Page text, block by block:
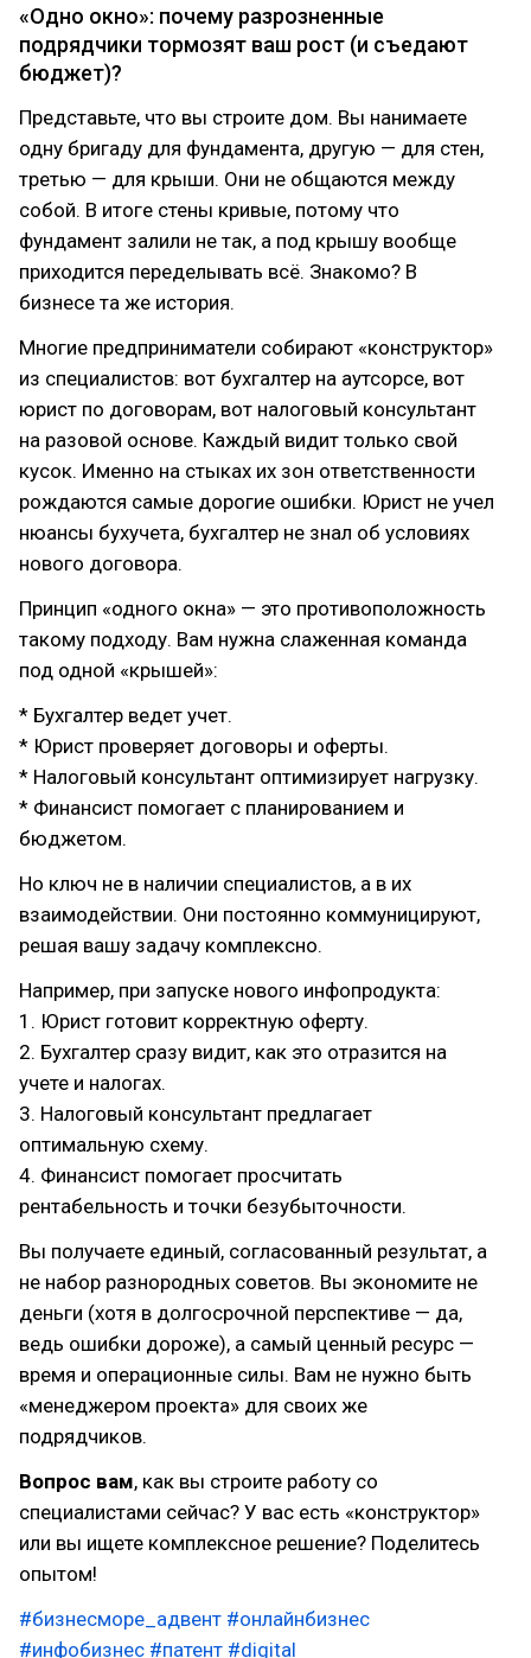
«Одно окно»: почему разрозненные
подрядчики тормозят ваш рост (и съедают
бюджет)?
Представьте, что вы строите дом. Вы нанимаете
одну бригаду для фундамента, другую — для стен,
третью — для крыши. Они не общаются между
собой. В итоге стены кривые, потому что
фундамент залили не так, а под крышу вообще
приходится переделывать всё. Знакомо? В
бизнесе та же история.
Многие предприниматели собирают «конструктор»
из специалистов: вот бухгалтер на аутсорсе, вот
юрист по договорам, вот налоговый консультант
на разовой основе. Каждый видит только свой
кусок. Именно на стыках их зон ответственности
рождаются самые дорогие ошибки. Юрист не учел
нюансы бухучета, бухгалтер не знал об условиях
нового договора.
Принцип «одного окна» — это противоположность
такому подходу. Вам нужна слаженная команда
под одной «крышей»:
* Бухгалтер ведет учет.
* Юрист проверяет договоры и оферты.
* Налоговый консультант оптимизирует нагрузку.
* Финансист помогает с планированием и
бюджетом.
Но ключ не в наличии специалистов, а в их
взаимодействии. Они постоянно коммуницируют,
решая вашу задачу комплексно.
Например, при запуске нового инфопродукта:
1. Юрист готовит корректную оферту.
2. Бухгалтер сразу видит, как это отразится на
учете и налогах.
3. Налоговый консультант предлагает
оптимальную схему.
4. Финансист помогает просчитать
рентабельность и точки безубыточности.
Вы получаете единый, согласованный результат, а
не набор разнородных советов. Вы экономите не
деньги (хотя в долгосрочной перспективе — да,
ведь ошибки дороже), а самый ценный ресурс —
время и операционные силы. Вам не нужно быть
«менеджером проекта» для своих же
подрядчиков.
Вопрос вам, как вы строите работу со
специалистами сейчас? У вас есть «конструктор»
или вы ищете комплексное решение? Поделитесь
опытом!
#бизнесморе_адвент #онлайнбизнес
#инфобизнес #патент #digital